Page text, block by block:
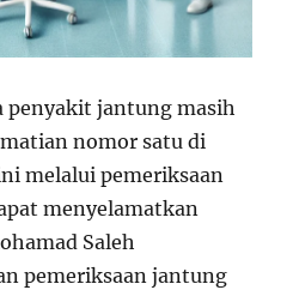
penyakit jantung masih
nomor satu di
melalui pemeriksaan
menyelamatkan
Saleh
pemeriksaan jantung